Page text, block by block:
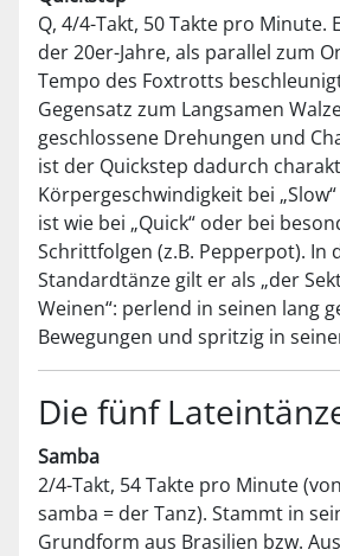
Q, 4/4-Takt, 50 Takte pro Minute.
der 20er-Jahre, als parallel zum
Tempo des Foxtrotts
Gegensatz zum Langsamen
geschlossene Drehungen und
ist der Quickstep dadurch
Körpergeschwindigkeit bei
ist wie bei „Quick“ oder bei
Schrittfolgen (z.B. Pepperpot). In
Standardtänze gilt er als „der
Weinen“: perlend in seinen lang
Bewegungen und spritzig in
Die fünf
Samba
2/4-Takt, 54 Takte pro Minute
samba = der Tanz). Stammt in
Grundform aus Brasilien bzw.